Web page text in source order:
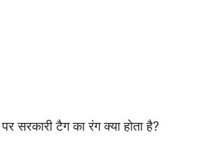
सरकारी टैग का रंग क्या होता है?